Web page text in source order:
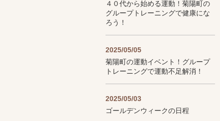
４０代から始める運動！菊陽町の
グループトレーニングで健康にな
ろう！
2025/05/05
菊陽町の運動イベント！グループ
トレーニングで運動不足解消！
2025/05/03
ゴールデンウィークの日程